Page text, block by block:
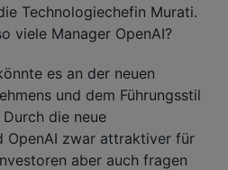
Technologiechefin Murati.
viele Manager OpenAI?
es an der neuen
und dem Führungsstil
die neue
OpenAI zwar attraktiver für
aber auch fragen